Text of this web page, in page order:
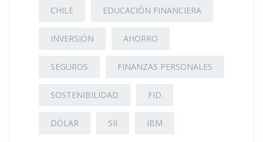
CHILE EDUCACIÓN FINANCIERA
INVERSIÓN AHORRO
SEGUROS FINANZAS PERSONALES
SOSTENIBILIDAD FID
DÓLAR SII IBM